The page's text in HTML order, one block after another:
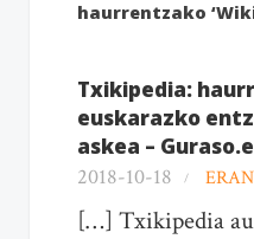
haurrentzako
Txikipedia:
euskarazko
askea –
2018-10-18
[…] Txikipedia